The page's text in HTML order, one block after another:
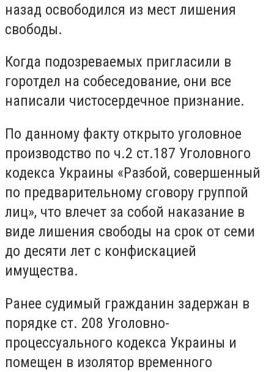
назад освободился из мест лишения
свободы.
Когда подозреваемых пригласили в
горотдел на собеседование, они все
написали чистосердечное признание.
По данному факту открыто уголовное
производство по ч.2 ст.187 Уголовного
кодекса Украины «Разбой, совершенный
по предварительному сговору группой
лиц», что влечет за собой наказание в
виде лишения свободы на срок от семи
до десяти лет с конфискацией
имущества.
Ранее судимый гражданин задержан в
порядке ст. 208 Уголовно-
процессуального кодекса Украины и
помещен в изолятор временного